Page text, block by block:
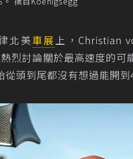
北美車展上，Christian
烈討論關於最高速度的
從頭到尾都沒有想過能開